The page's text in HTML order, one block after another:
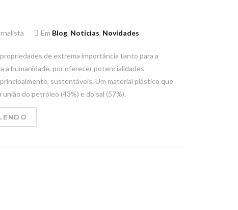
Em Blog, Notícias, Novidades
de extrema importância tanto para a
a humanidade, por oferecer potencialidades
sustentáveis. Um material plástico que
do petróleo (43%) e do sal (57%).